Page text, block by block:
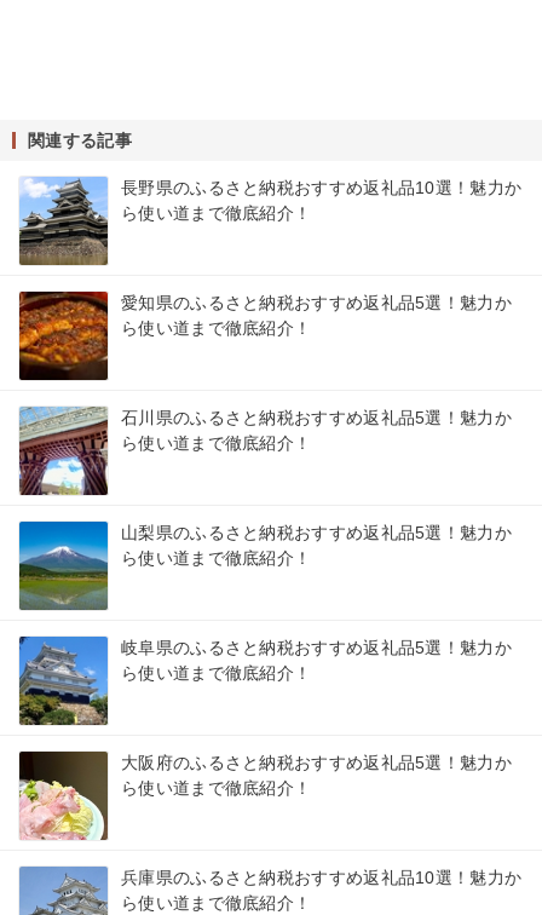
関連する記事
長野県のふるさと納税おすすめ返礼品10選！魅力か
ら使い道まで徹底紹介！
愛知県のふるさと納税おすすめ返礼品5選！魅力か
ら使い道まで徹底紹介！
石川県のふるさと納税おすすめ返礼品5選！魅力か
ら使い道まで徹底紹介！
山梨県のふるさと納税おすすめ返礼品5選！魅力か
ら使い道まで徹底紹介！
岐阜県のふるさと納税おすすめ返礼品5選！魅力か
ら使い道まで徹底紹介！
大阪府のふるさと納税おすすめ返礼品5選！魅力か
ら使い道まで徹底紹介！
兵庫県のふるさと納税おすすめ返礼品10選！魅力か
ら使い道まで徹底紹介！